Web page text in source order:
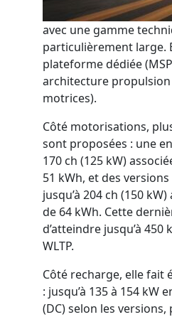
avec une gamme
particulièrement large.
plateforme dédiée
architecture
motrices).
Côté motorisations,
sont proposées : une
170 ch (125 kW)
51 kWh, et des
jusqu’à 204 ch (150
de 64 kWh. Cette
d’atteindre jusqu’à 450
WLTP.
Côté recharge, elle fait
: jusqu’à 135 à 154 kW
(DC) selon les